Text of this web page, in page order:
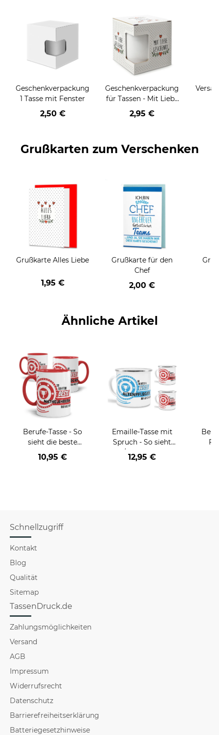
Geschenkverpackung
1 Tasse mit Fenster
2,50 €
Geschenkverpackung
für Tassen - Mit Liebe
geschenkt
2,95 €
Grußkarten zum Verschenken
Grußkarte Alles Liebe
1,95 €
Grußkarte für den
Chef
2,00 €
Ähnliche Artikel
Berufe-Tasse - So
sieht die beste
BERUF aus -
verschiedene Berufe
10,95 €
Emaille-Tasse mit
Spruch - So sieht
der/die beste - Ihr
Beruf - aus
12,95 €
Schnellzugriff
Kontakt
Blog
Qualität
Sitemap
TassenDruck.de
Zahlungsmöglichkeiten
Versand
AGB
Impressum
Widerrufsrecht
Datenschutz
Barrierefreiheitserklärung
Batteriegesetzhinweise